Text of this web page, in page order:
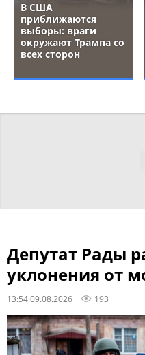
В США
приближаются
выборы: враги
окружают Трампа со
всех сторон
Депутат Рады
уклонения от
13:54 09.08.2026 193